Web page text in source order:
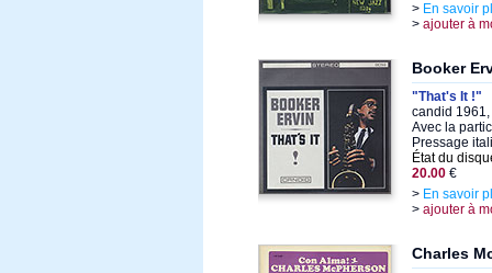
> En savoir
> ajouter à
Booker
"That's It !"
candid
Avec la
Pressage
État du
20.00 €
> En savoir
> ajouter à
Charles